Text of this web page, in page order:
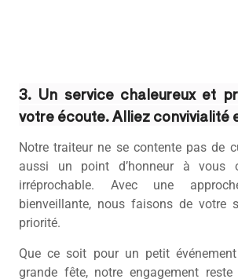
3. Un service chaleureux et
votre écoute. Alliez convivialité
Notre traiteur ne se contente pas de
aussi un point d’honneur à vous
irréprochable. Avec une
bienveillante, nous faisons de votre
priorité.
Que ce soit pour un petit
grande fête, notre engagement